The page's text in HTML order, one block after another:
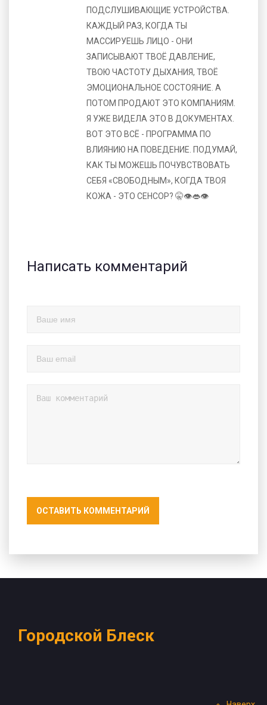
ПОДСЛУШИВАЮЩИЕ УСТРОЙСТВА.
КАЖДЫЙ РАЗ, КОГДА ТЫ
МАССИРУЕШЬ ЛИЦО - ОНИ
ЗАПИСЫВАЮТ ТВОЁ ДАВЛЕНИЕ,
ТВОЮ ЧАСТОТУ ДЫХАНИЯ, ТВОЁ
ЭМОЦИОНАЛЬНОЕ СОСТОЯНИЕ. А
ПОТОМ ПРОДАЮТ ЭТО КОМПАНИЯМ.
Я УЖЕ ВИДЕЛА ЭТО В ДОКУМЕНТАХ.
ВОТ ЭТО ВСЁ - ПРОГРАММА ПО
ВЛИЯНИЮ НА ПОВЕДЕНИЕ. ПОДУМАЙ,
КАК ТЫ МОЖЕШЬ ПОЧУВСТВОВАТЬ
СЕБЯ «СВОБОДНЫМ», КОГДА ТВОЯ
КОЖА - ЭТО СЕНСОР? 🤫👁️👄👁️
Написать комментарий
ОСТАВИТЬ КОММЕНТАРИЙ
Городской Блеск